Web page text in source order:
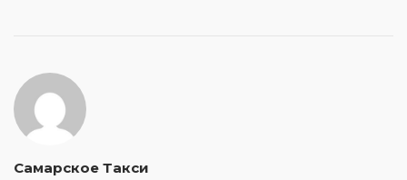
Самарское Такси